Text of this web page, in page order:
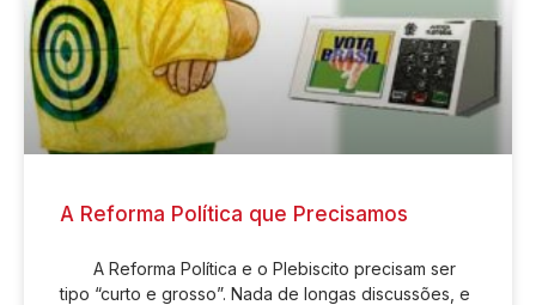
A Reforma Política que Precisamos
A Reforma Política e o Plebiscito precisam ser
tipo “curto e grosso”. Nada de longas discussões, e